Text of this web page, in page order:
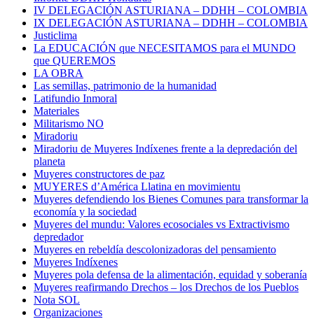
IV DELEGACIÓN ASTURIANA – DDHH – COLOMBIA
IX DELEGACIÓN ASTURIANA – DDHH – COLOMBIA
Justiclima
La EDUCACIÓN que NECESITAMOS para el MUNDO
que QUEREMOS
LA OBRA
Las semillas, patrimonio de la humanidad
Latifundio Inmoral
Materiales
Militarismo NO
Miradoriu
Miradoriu de Muyeres Indíxenes frente a la depredación del
planeta
Muyeres constructores de paz
MUYERES d’América Llatina en movimientu
Muyeres defendiendo los Bienes Comunes para transformar la
economía y la sociedad
Muyeres del mundu: Valores ecosociales vs Extractivismo
depredador
Muyeres en rebeldía descolonizadoras del pensamiento
Muyeres Indíxenes
Muyeres pola defensa de la alimentación, equidad y soberanía
Muyeres reafirmando Drechos – los Drechos de los Pueblos
Nota SOL
Organizaciones